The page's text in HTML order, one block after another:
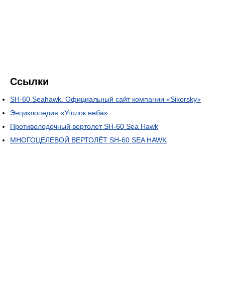
Ссылки
SH-60 Seahawk. Официальный сайт компании «Sikorsky»
Энциклопедия «Уголок неба»
Противолодочный вертолет SH-60 Sea Hawk
МНОГОЦЕЛЕВОЙ ВЕРТОЛЁТ SH-60 SEA HAWK